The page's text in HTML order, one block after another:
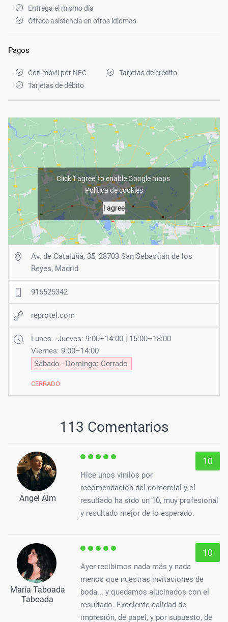
Entrega el mismo día
Ofrece asistencia en otros idiomas
Pagos
Con móvil por NFC
Tarjetas de crédito
Tarjetas de débito
Click 'I agree' to enable Google maps
Política de cookies
I agree
Av. de Cataluña, 35, 28703 San Sebastián de los
Reyes, Madrid
916525342
reprotel.com
Lunes - Jueves: 9:00–14:00 | 15:00–18:00
Viernes: 9:00–14:00
Sábado - Domingo: Cerrado
CERRADO
113 Comentarios
Angel Alm
10
Hice unos vinilos por
recomendación del comercial y el
resultado ha sido un 10, muy profesional
y resultado mejor de lo esperado.
María Taboada
Taboada
10
Ayer recibimos nada más y nada
menos que nuestras invitaciones de
boda... y quedamos alucinados con el
resultado. Excelente calidad de
impresión, de papel, y por supuesto, de